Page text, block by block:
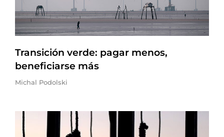
Transición verde: pagar menos,
beneficiarse más
Michal Podolski